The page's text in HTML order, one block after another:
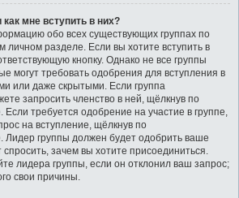
мне вступить в них?
обо всех существующих группах по
личном разделе. Если вы хотите вступить в
кнопку. Однако не все группы
могут требовать одобрения для вступления в
или даже скрытыми. Если группа
запросить членство в ней, щёлкнув по
Если требуется одобрение на участие в группе,
на вступление, щёлкнув по
Лидер группы должен будет одобрить ваше
спросить, зачем вы хотите присоединиться.
лидера группы, если он отклонил ваш запрос;
свои причины.